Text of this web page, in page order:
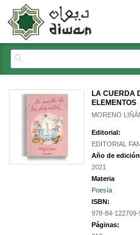
LA CUERDA
ELEMENTOS
MORENO
Editorial:
EDITORIAL
Año de
2021
Materia
Poesía
ISBN:
978-84-122709-
Páginas: